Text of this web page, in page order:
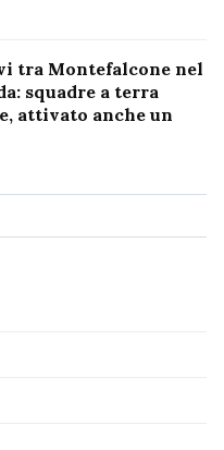
tra Montefalcone nel
squadre a terra
attivato anche un